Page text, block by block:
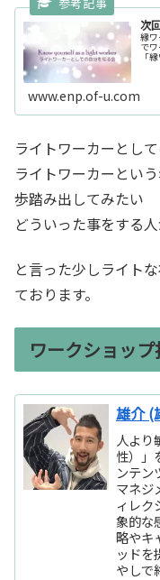
次
縁
で
「
www.enp.of-u.com
ライトワーカーとし
ライトワーカーとい
歩踏み出してみたい
どういった事をする
と言った少しライト
ております。
ワークショップ
雄介 (
人より
性）」
ンテン
マネジ
ィレク
象的な
略やキ
ッドを
やしで